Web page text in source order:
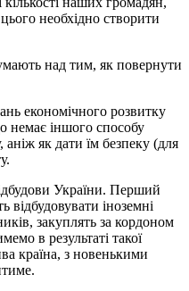
необхідно створити
над тим, як повернути
економічного розвитку
немає іншого способу
аніж як дати їм безпеку (для
України. Перший
відбудовувати іноземні
закуплять за кордоном
в результаті такої
країна, з новенькими